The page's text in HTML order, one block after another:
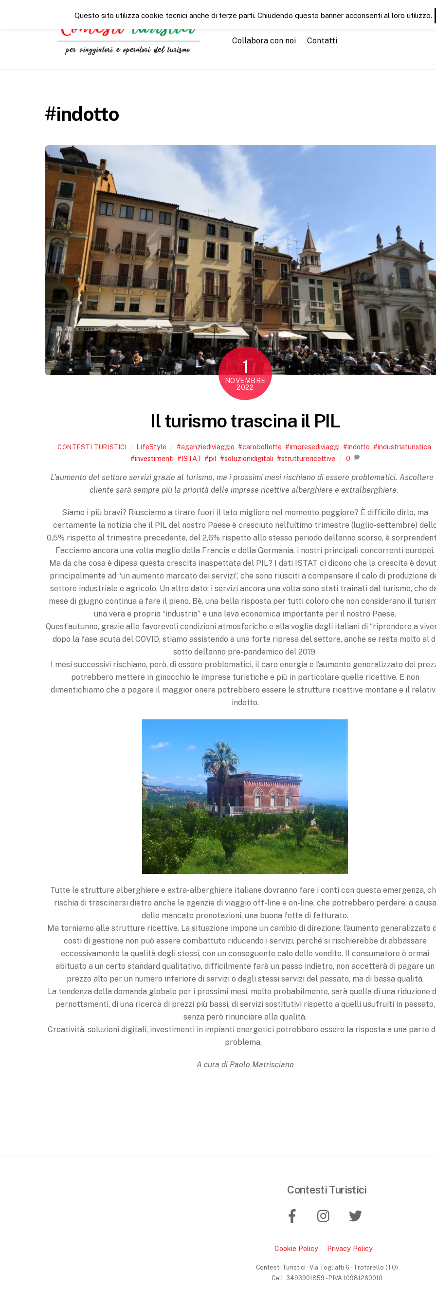
Chi siamo Servizi CT News CTEducation
Collabora con noi Contatti
#indotto
1
NOVEMBRE
2022
Il turismo trascina il PIL
CONTESTI TURISTICI LifeStyle #agenziediviaggio ,#carobollette ,#impresediviaggi ,#indotto ,#industriaturistica
#investimenti ,#ISTAT ,#pil ,#soluzionidigitali ,#strutturericettive 0
L’aumento del settore servizi grazie al turismo, ma i prossimi mesi rischiano di essere problematici. Ascoltare
cliente sarà sempre più la priorità delle imprese ricettive alberghiere e extralberghiere.
Siamo i più bravi? Riusciamo a tirare fuori il lato migliore nel momento peggiore? È difficile dirlo, ma
certamente la notizia che il PIL del nostro Paese è cresciuto nell’ultimo trimestre (luglio-settembre)
0,5% rispetto al trimestre precedente, del 2,6% rispetto allo stesso periodo dell’anno scorso, è
Facciamo ancora una volta meglio della Francia e della Germania, i nostri principali concorrenti europei.
Ma da che cosa è dipesa questa crescita inaspettata del PIL? I dati ISTAT ci dicono che la crescita è
principalmente ad “un aumento marcato dei servizi”, che sono riusciti a compensare il calo di produzione
settore industriale e agricolo. Un altro dato: i servizi ancora una volta sono stati trainati dal turismo, che
mese di giugno continua a fare il pieno. Bè, una bella risposta per tutti coloro che non considerano il
una vera e propria “industria” e una leva economica importante per il nostro Paese.
Quest’autunno, grazie alle favorevoli condizioni atmosferiche e alla voglia degli italiani di “riprendere a
dopo la fase acuta del COVID, stiamo assistendo a una forte ripresa del settore, anche se resta molto al
sotto dell’anno pre-pandemico del 2019.
I mesi successivi rischiano, però, di essere problematici, il caro energia e l’aumento generalizzato dei
potrebbero mettere in ginocchio le imprese turistiche e più in particolare quelle ricettive. E non
dimentichiamo che a pagare il maggior onere potrebbero essere le strutture ricettive montane e il
indotto.
Tutte le strutture alberghiere e extra-alberghiere italiane dovranno fare i conti con questa emergenza,
rischia di trascinarsi dietro anche le agenzie di viaggio off-line e on-line, che potrebbero perdere, a causa
delle mancate prenotazioni, una buona fetta di fatturato.
Ma torniamo alle strutture ricettive. La situazione impone un cambio di direzione: l’aumento generalizzato
costi di gestione non può essere combattuto riducendo i servizi, perché si rischierebbe di abbassare
eccessivamente la qualità degli stessi, con un conseguente calo delle vendite. Il consumatore è ormai
abituato a un certo standard qualitativo, difficilmente farà un passo indietro, non accetterà di pagare un
prezzo alto per un numero inferiore di servizi o degli stessi servizi del passato, ma di bassa qualità.
La tendenza della domanda globale per i prossimi mesi, molto probabilmente, sarà quella di una riduzione
pernottamenti, di una ricerca di prezzi più bassi, di servizi sostitutivi rispetto a quelli usufruiti in passato,
senza però rinunciare alla qualità.
Creatività, soluzioni digitali, investimenti in impianti energetici potrebbero essere la risposta a una parte
problema.
A cura di Paolo Matrisciano
Contesti Turistici
Cookie Policy Privacy Policy
Contesti Turistici - Via Togliatti 6 - Trofarello (TO)
Cell. 3493901859 - P.IVA 10981260010
Questo sito utilizza cookie tecnici anche di terze parti. Chiudendo questo banner acconsenti al loro utilizzo.